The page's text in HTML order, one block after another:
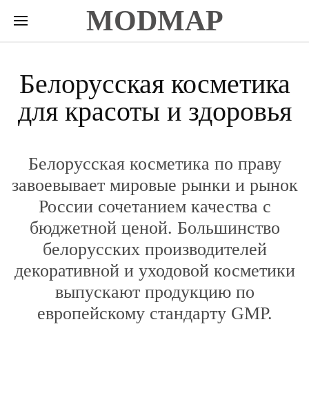
MODMAP
Белорусская косметика
для красоты и здоровья
Белорусская косметика по праву
завоевывает мировые рынки и рынок
России сочетанием качества с
бюджетной ценой. Большинство
белорусских производителей
декоративной и уходовой косметики
выпускают продукцию по
европейскому стандарту GMP.